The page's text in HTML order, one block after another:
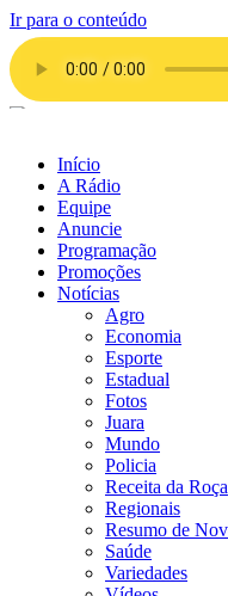
Ir para o conteúdo
Início
A Rádio
Equipe
Anuncie
Programação
Promoções
Notícias
Agro
Economia
Esporte
Estadual
Fotos
Juara
Mundo
Policia
Receita da Roça
Regionais
Resumo de
Saúde
Variedades